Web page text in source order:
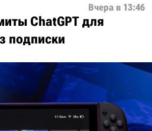
Вчера в 13:46
ChatGPT для
подписки